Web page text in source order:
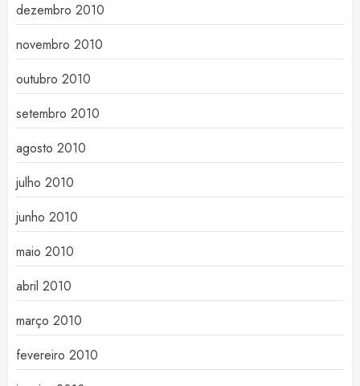
dezembro 2010
novembro 2010
outubro 2010
setembro 2010
agosto 2010
julho 2010
junho 2010
maio 2010
abril 2010
março 2010
fevereiro 2010